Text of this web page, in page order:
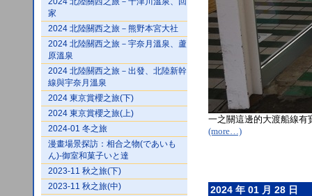
家
2024 北陸關西之旅－熊野本宮大社
2024 北陸關西之旅－宇奈月溫泉、蘆
原溫泉
2024 北陸關西之旅－出發、北陸新幹
線與宇奈月溫泉
2024 東京賞櫻之旅(下)
2024 東京賞櫻之旅(上)
2024-01 冬之旅
漫畫場景探訪：相合之物(であいも
ん)-御室和菓子いと達
2023-11 秋之旅(下)
2023-11 秋之旅(中)
一之關這邊的大渡船線有
(more…)
2024 年 01 月 28 日